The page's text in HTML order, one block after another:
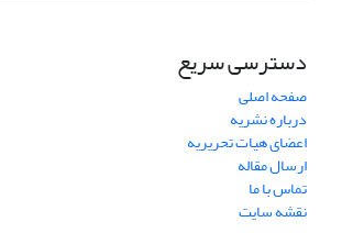
دسترسی سریع
صفحه اصلی
درباره نشریه
اعضای هیات تحریریه
ارسال مقاله
تماس با ما
نقشه سایت